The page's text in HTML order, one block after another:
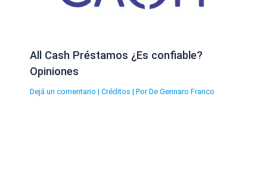
All Cash Préstamos ¿Es confiable?
Opiniones
Dejá un comentario | Créditos | Por De Gennaro Franco